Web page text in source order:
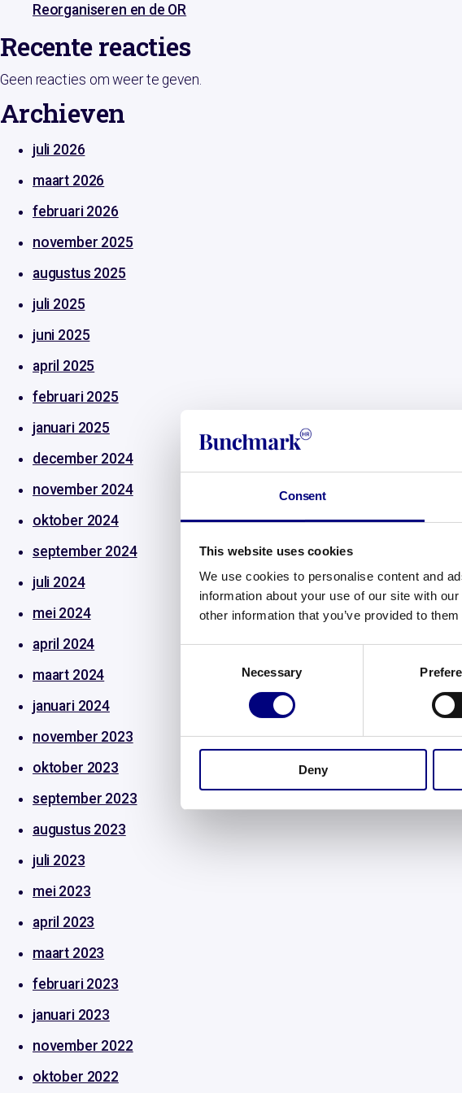
Consent
This website uses cookies
We use cookies to personalise content and
information about your use of our site with
other information that you’ve provided to
Necessary
Deny
Reorganiseren en de OR
Recente reacties
Geen reacties om weer te geven.
Archieven
juli 2026
maart 2026
februari 2026
november 2025
augustus 2025
juli 2025
juni 2025
april 2025
februari 2025
januari 2025
december 2024
november 2024
oktober 2024
september 2024
juli 2024
mei 2024
april 2024
maart 2024
januari 2024
november 2023
oktober 2023
september 2023
augustus 2023
juli 2023
mei 2023
april 2023
maart 2023
februari 2023
januari 2023
november 2022
oktober 2022